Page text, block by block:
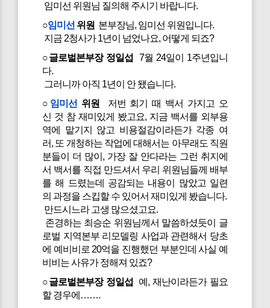
임미선 위원님 질의해 주시기 바랍니다.
○임미선 위원 본부장님, 임미선 위원입니다.
지금 2청사가 1년이 넘었나요, 어떻게 되죠?
○글로벌본부장 정일섭
7월 24일이 1주년입니
다.
그러니까 아직 1년이 안 됐습니다.
○ 임미선 위원
저번 회기 때 백서 가지고 오
신 것 참 재미있게 봤고요, 지금 백서를 외부용
역에 맡기지 않고 비용절감이라든가 각종 여
러, 또 개청하는 작업에 대해서는 아무래도 직원
분들이 더 많이, 가장 잘 안다라는 그런 취지에
서 백서를 직접 만드셔서 우리 위원님들께 배부
를 해 드렸는데 공감되는 내용이 많았고 일련
의 과정을 스킵할 수 있어서 재미있게 봤습니다.
만드시느라 고생 많으셨고요.
존경하는 최승순 위원님께서 말씀하셨듯이 글
로벌 지역본부 리모델링 사업과 관련해서 당초
에 예비비로 20억을 진행했던 부분인데 사실 예
비비는 사유가 정해져 있죠?
○글로벌본부장 정일섭 예, 재난이라든가 필요
할 경우에…….